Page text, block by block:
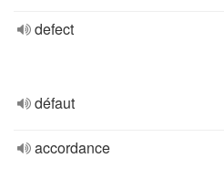
defect
défaut
accordance